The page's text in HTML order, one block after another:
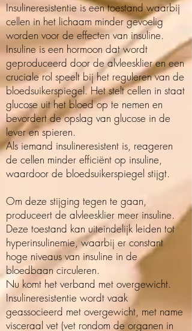
Insulineresistentie is een toestand waarbij
cellen in het lichaam minder gevoelig
worden voor de effecten van insuline.
Insuline is een hormoon dat wordt
geproduceerd door de alvleesklier en een
cruciale rol speelt bij het reguleren van de
bloedsuikerspiegel. Het stelt cellen in staat
glucose uit het bloed op te nemen en
bevordert de opslag van glucose in de
lever en spieren.
Als iemand insulineresistent is, reageren
de cellen minder efficiënt op insuline,
waardoor de bloedsuikerspiegel stijgt.
Om deze stijging tegen te gaan,
produceert de alvleesklier meer insuline.
Deze toestand kan uiteindelijk leiden tot
hyperinsulinemie, waarbij er constant
hoge niveaus van insuline in de
bloedbaan circuleren.
Nu komt het verband met overgewicht.
Insulineresistentie wordt vaak
geassocieerd met overgewicht, met name
visceraal vet (vet rondom de organen in